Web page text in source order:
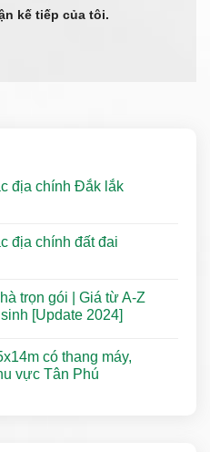
địa chính Đắk lắk
địa chính đất đai
trọn gói | Giá từ A-Z
[Update 2024]
có thang máy,
vực Tân Phú
kế tiếp của tôi.